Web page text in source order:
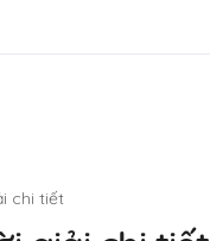
chi tiết